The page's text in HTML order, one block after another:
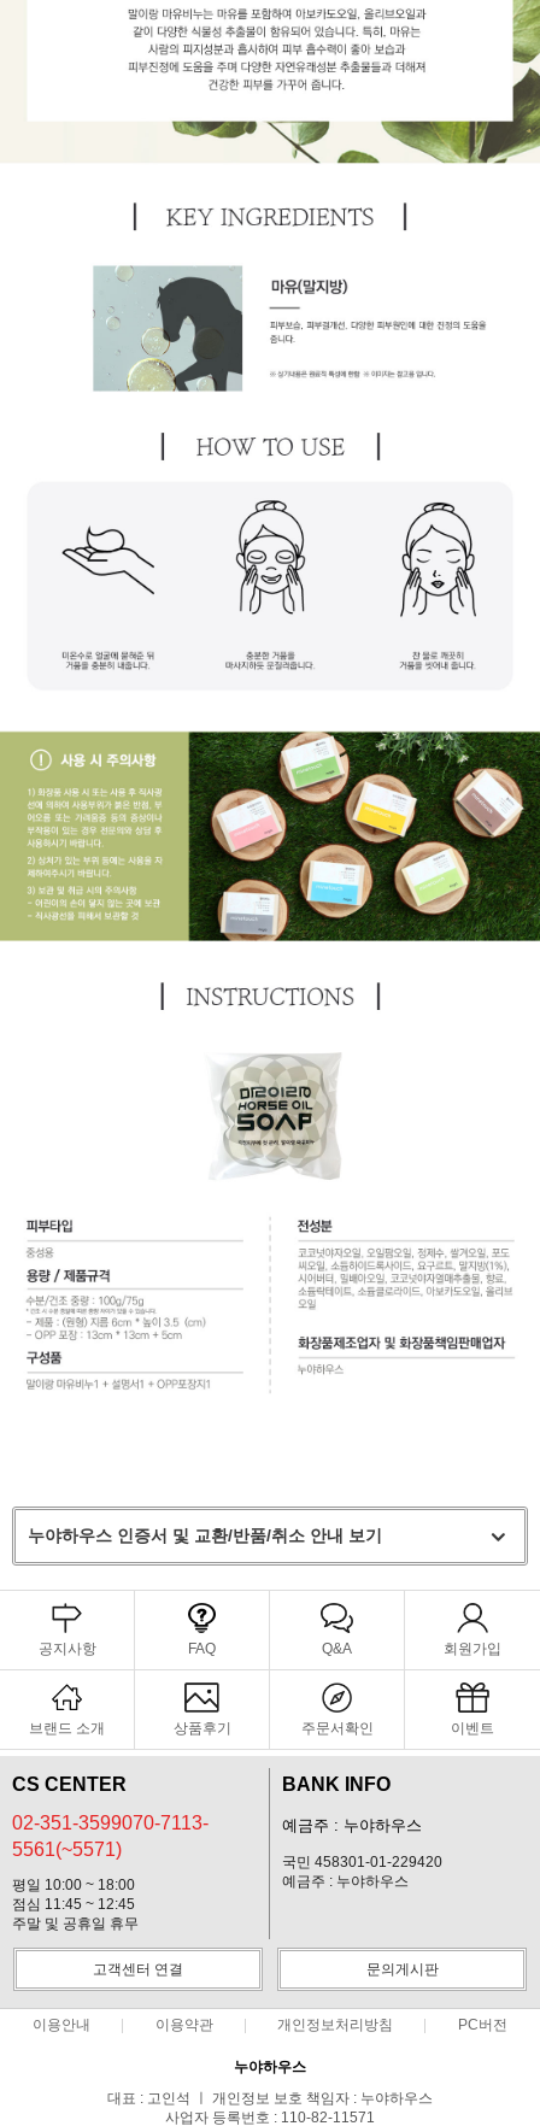
누야하우스 인증서 및 교환/반품/취소 안내 보기
공지사항 FAQ Q&A 회원가입
브랜드 소개 상품후기 주문서확인 이벤트
CS CENTER
02-351-3599070-7113-
5561(~5571)
평일 10:00 ~ 18:00
점심 11:45 ~ 12:45
주말 및 공휴일 휴무
BANK INFO
예금주 : 누야하우스
국민 458301-01-229420
예금주 : 누야하우스
고객센터 연결 문의게시판
이용안내 이용약관 개인정보처리방침 PC버전
누야하우스
대표 : 고인석 ㅣ 개인정보 보호 책임자 : 누야하우스
사업자 등록번호 : 110-82-11571